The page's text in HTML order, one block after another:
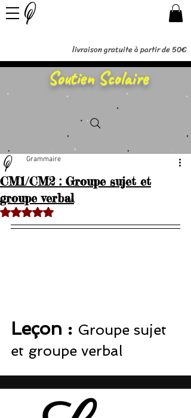
livraison gratuite à partir de 50€
Soutien Scolaire
CM1/CM2 : Groupe sujet et
groupe verbal
Grammaire
Noté NaN étoiles sur 5.
Leçon : Groupe sujet
et groupe verbal